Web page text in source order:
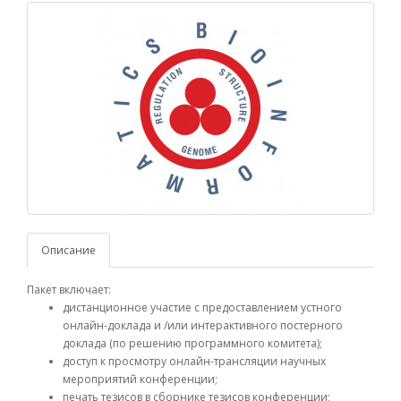
Описание
Пакет включает:
дистанционное участие с предоставлением устного
онлайн-доклада и /или интерактивного постерного
доклада (по решению программного комитета);
доступ к просмотру онлайн-трансляции научных
мероприятий конференции;
печать тезисов в сборнике тезисов конференции;